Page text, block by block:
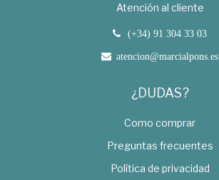
Atención al cliente
(+34) 91 304 33 03
atencion@marcialpons.es
¿DUDAS?
Como comprar
Preguntas frecuentes
Política de privacidad